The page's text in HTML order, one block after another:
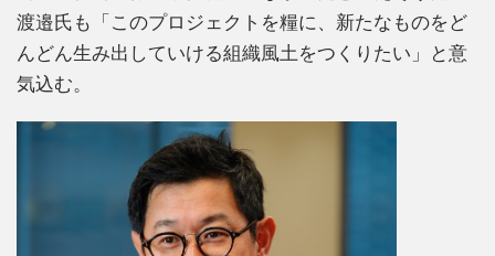
渡邉氏も「このプロジェクトを糧に、新たなものをど
んどん生み出していける組織風土をつくりたい」と意
気込む。